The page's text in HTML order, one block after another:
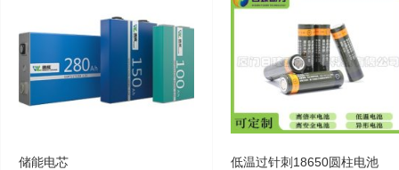
储能电芯 低温过针刺18650圆柱电池